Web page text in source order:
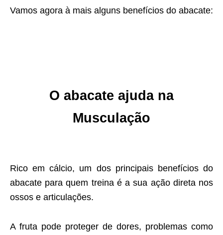
Vamos agora à mais alguns benefícios do abacate:
O abacate ajuda na
Musculação
Rico em cálcio, um dos principais benefícios do
abacate para quem treina é a sua ação direta nos
ossos e articulações.
A fruta pode proteger de dores, problemas como